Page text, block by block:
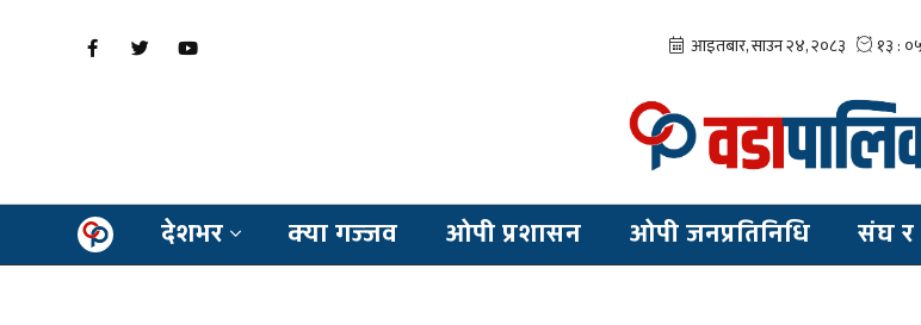
देशभर क्या गज्जव ओपी प्रशासन ओपी जनप्रतिनिधि संघ र